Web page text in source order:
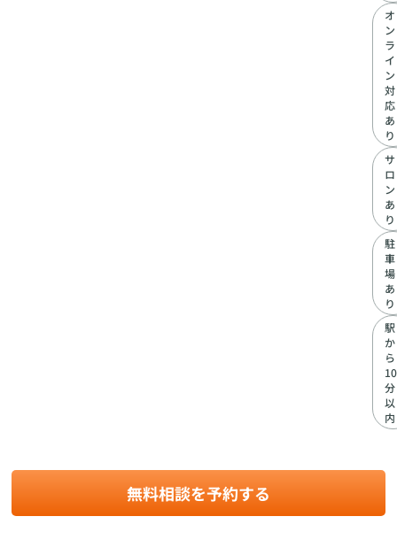
オ
ン
ラ
イ
ン
対
応
あ
り
サ
ロ
ン
あ
り
駐
車
場
あ
り
駅
か
ら
10
分
以
内
無料相談を予約する